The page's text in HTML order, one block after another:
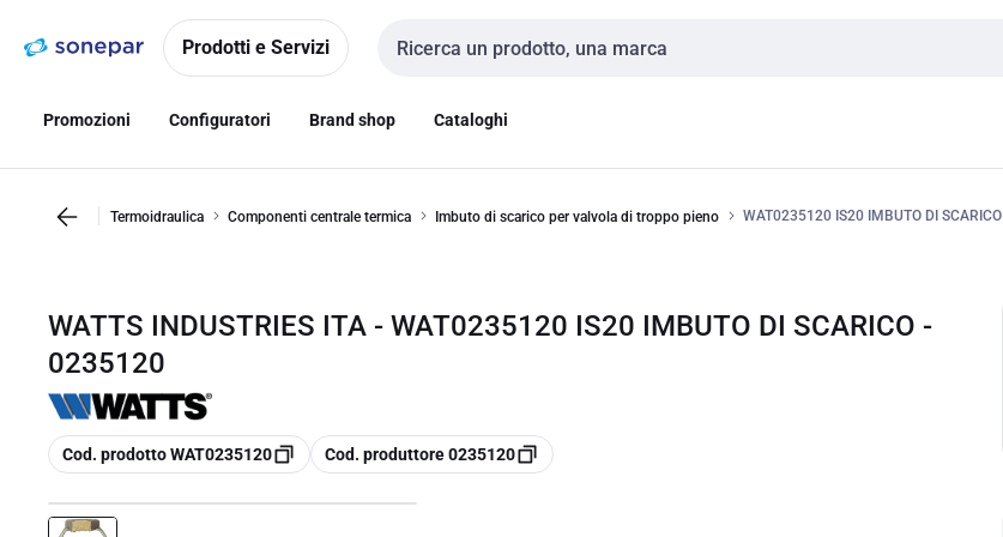
navigazionealla
Prodotti e Servizi
Cerca input
Promozioni Configuratori Brand shop Cataloghi
Termoidraulica Componenti centrale termica Imbuto di scarico per valvola di troppo pieno WAT0235120 IS20 IMBUTO DI SCARICO
WATTS INDUSTRIES ITA - WAT0235120 IS20 IMBUTO DI SCARICO -
0235120
copia
Cod. prodotto WAT0235120 copia
Cod. produttore 0235120